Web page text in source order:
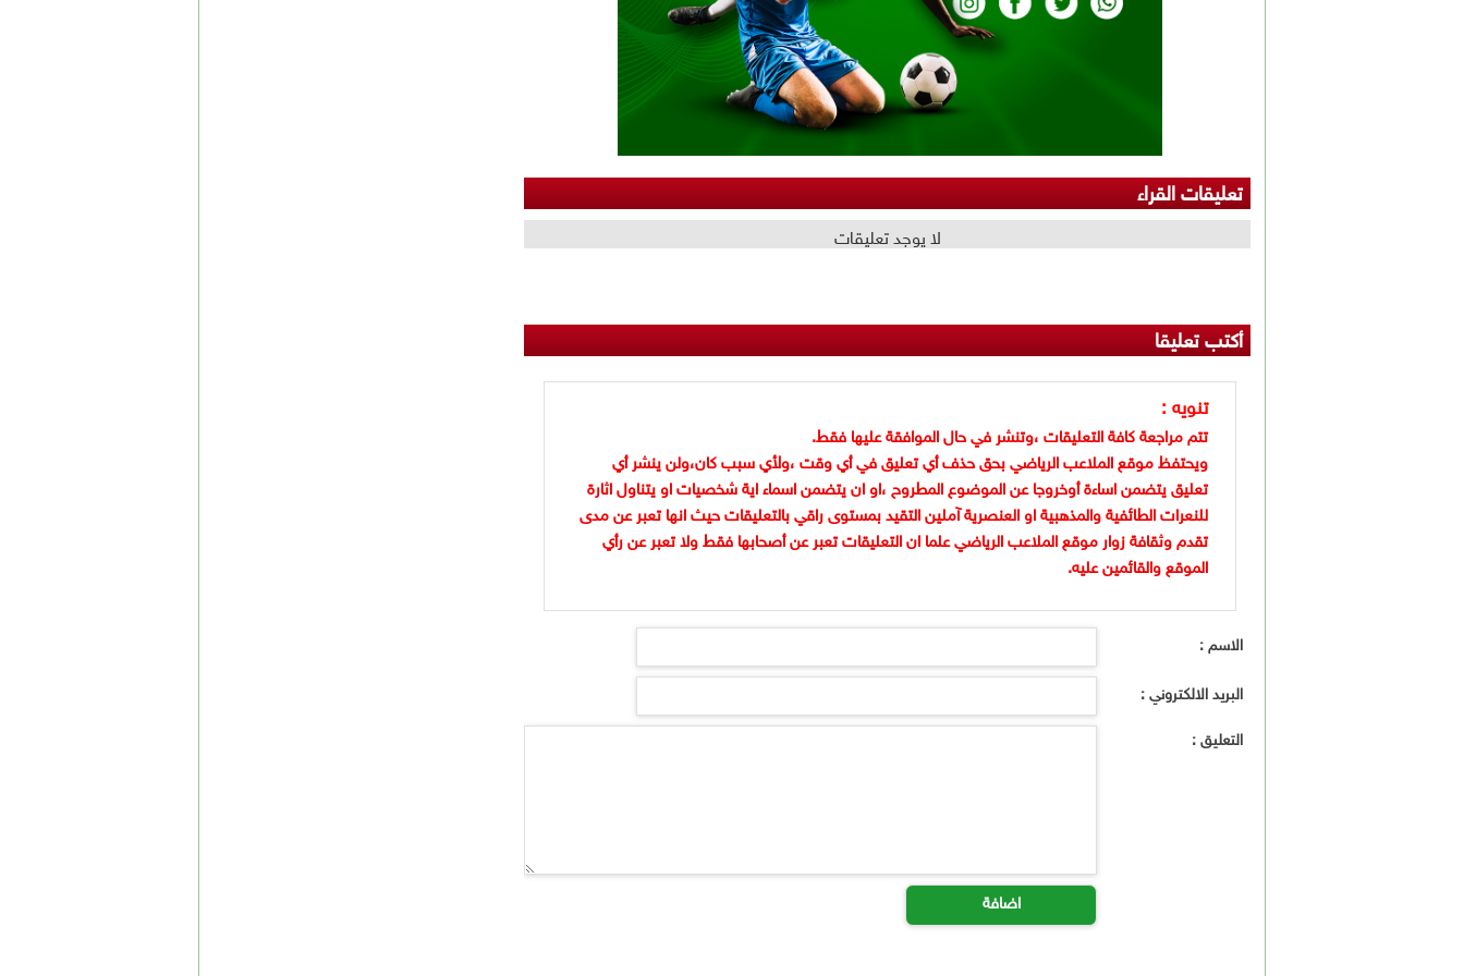
تعليقات القراء
لا يوجد تعليقات
أكتب تعليقا
تنويه :
تتم مراجعة كافة التعليقات ،وتنشر في حال الموافقة عليها فقط.
ويحتفظ موقع الملاعب الرياضي بحق حذف أي تعليق في أي وقت ،ولأي سبب كان،ولن ينشر أي
تعليق يتضمن اساءة أوخروجا عن الموضوع المطروح ،او ان يتضمن اسماء اية شخصيات او يتناول اثارة
للنعرات الطائفية والمذهبية او العنصرية آملين التقيد بمستوى راقي بالتعليقات حيث انها تعبر عن مدى
تقدم وثقافة زوار موقع الملاعب الرياضي علما ان التعليقات تعبر عن أصحابها فقط ولا تعبر عن رأي
الموقع والقائمين عليه.
الاسم :
البريد الالكتروني :
التعليق :
اضافة